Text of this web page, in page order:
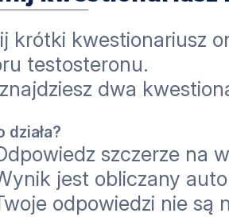
krótki kwestionariusz
testosteronu.
dwa
działa?
szczerze na
jest obliczany
odpowiedzi nie są